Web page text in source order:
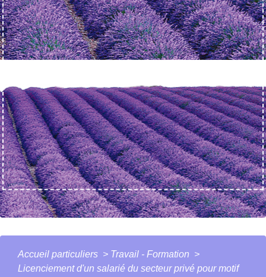
Accueil particuliers > Travail - Formation >
Licenciement d'un salarié du secteur privé pour motif